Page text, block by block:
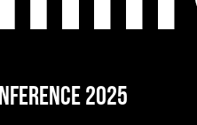
2025